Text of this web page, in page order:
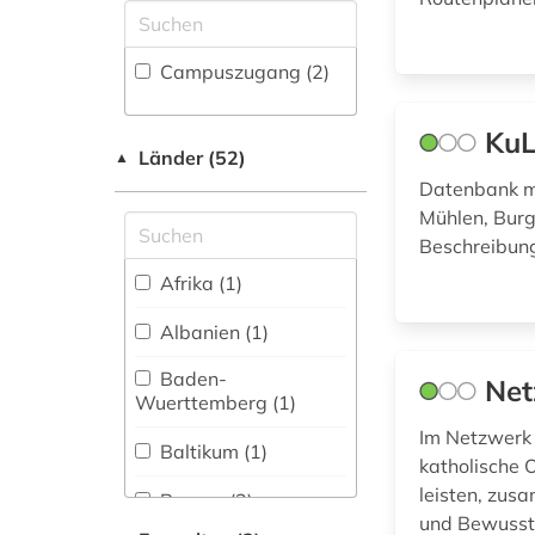
Maschinenbau (2)
Mathematik (1)
Medien- und
Kommunikationswissenschaften,
Kommunikationsdesign (3)
Medizin (8)
Militärwissenschaft
(0)
Musikwissenschaft
Natur- und
Umweltschutz (3)
Pädagogik (8)
berufsaufbauschule
(1)
berufsbildende
berufsfachschule (1)
berufsschule (1)
bestatter (1)
betriebsschutz (1)
bevölkerungsstatistik
(1)
bibliografie (1)
Zeitung (0
Zeitschriftenbibliographie
Campuszugang (2)
▲ Länder (52)
Afrika (1)
Albanien (1)
Baden-
Wuerttemberg (1)
Baltikum (1)
Bayern (2)
Datenbank
Mühlen,
Im
katholische
leisten,
und